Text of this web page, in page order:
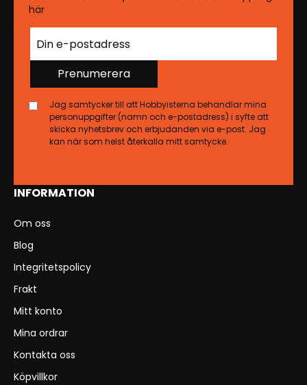
INFORMATION
Om oss
Blog
Integritetspolicy
Frakt
Mitt konto
Mina ordrar
Kontakta oss
Köpvillkor
här
Prenumerera
Jag samtycker till att Hobbyisterna behandlar mina
personuppgifter (namn och e-postadress) i syfte att
skicka nyhetsbrev och erbjudanden via e-post. Jag
kan när som helst återkalla mitt samtycke.